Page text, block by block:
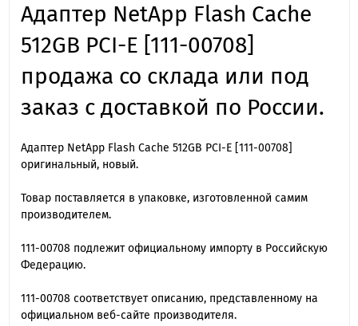
Адаптер NetApp Flash Cache
512GB PCI-E [111-00708]
продажа со склада или под
заказ с доставкой по России.
Адаптер NetApp Flash Cache 512GB PCI-E [111-00708]
оригинальный, новый.
Товар поставляется в упаковке, изготовленной самим
производителем.
111-00708 подлежит официальному импорту в Российскую
Федерацию.
111-00708 cоответствует описанию, представленному на
официальном веб-сайте производителя.